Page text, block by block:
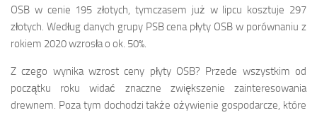
OSB w cenie 195 złotych, tymczasem już w lipcu kosztuje 297
złotych. Według danych grupy PSB cena płyty OSB w porównaniu z
rokiem 2020 wzrosła o ok. 50%.
Z czego wynika wzrost ceny płyty OSB? Przede wszystkim od
początku roku widać znaczne zwiększenie zainteresowania
drewnem. Poza tym dochodzi także ożywienie gospodarcze, które